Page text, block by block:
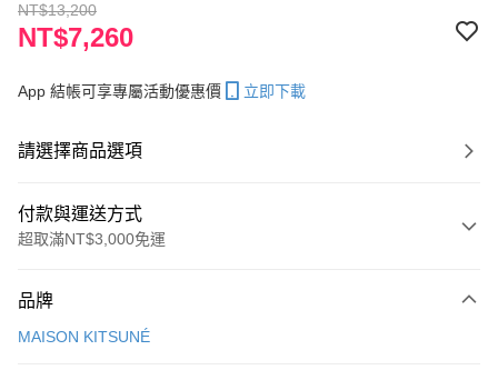
NT$13,200
NT$7,260
App 結帳可享專屬活動優惠價 立即下載
請選擇商品選項
付款與運送方式
超取滿NT$3,000免運
信用卡一次付款
品牌
MAISON KITSUNÉ